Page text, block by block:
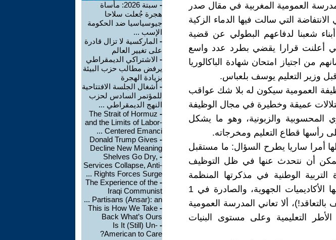
العمومية المغربية في مقال صدر
وهي الانتفاضة التي سالت فيها الدماء الزكية
شعبنا لدفاعهم البطولي عن قضية
أعلنت قرارا يقضي بطرد عدد واسع
من اجتياز امتحان شهادة الباكالوريا
العمومية سيكون له بلا شك عواقب
عميقة وخطيرة في مجال الوظيفة
المحسوبية والزبونية، وهو ما يشكل
رأسها قطاع التعليم ومخرجاته.
أمرا ساريا يطرح السؤال: ما مستقبل
يمكن أن نتحدث عنها في ظل التوظيف
الوطنية في مذكرتها المنظمة
لمباريات التربية والتعليم، التي تشرف عليها الأكاديميات الجهوية، والصادرة في 1
بالتعاقد!)، ألا تعاني المدرسة العمومية
التعليمية وعلى مستوى البنيات
-
سبتة 2026: مأساة
هجرة جُعلت سلاحا
جيوسياسيا ضد الحكومة
الإسب ...
- الماركسية لا تزال قادرة
على تغيير العالم
- الاشتراكي الديمقراطي
يرفض مطالب حزب البيئة
بزيادة الهجرة
- أشغال الجلسة الافتتاحية
للمؤتمر السادس لحزب
النهج الديمقراطي ...
-
The Strait of Hormuz
and the Limits of Labor-
Centered Emanci ...
-
Donald Trump Gives
Decline New Meaning
-
Shelves Go Dry,
Services Collapse, Anti-
Rights Forces Surge ...
-
The Experience of the
Iraqi Communist
Partisans (Ansar): an ...
-
This is How We Take
Back What’s Ours
-
Is It (Still) Un-
American to Care?